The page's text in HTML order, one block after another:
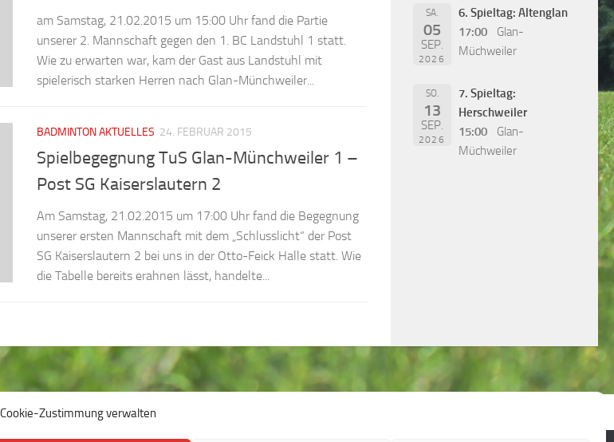
Cookie-Zustimmung verwalten
am Samstag, 21.02.2015 um 15:00 Uhr fand die Partie
unserer 2. Mannschaft gegen den 1. BC Landstuhl 1 statt.
Wie zu erwarten war, kam der Gast aus Landstuhl mit
spielerisch starken Herren nach Glan-Münchweiler...
BADMINTON AKTUELLES 24. FEBRUAR 2015
Spielbegegnung TuS Glan-Münchweiler 1 –
Post SG Kaiserslautern 2
Am Samstag, 21.02.2015 um 17:00 Uhr fand die Begegnung
unserer ersten Mannschaft mit dem „Schlusslicht“ der Post
SG Kaiserslautern 2 bei uns in der Otto-Feick Halle statt. Wie
die Tabelle bereits erahnen lässt, handelte...
SA.
05
SEP.
2026
6. Spieltag: Altenglan
17:00
Glan-
Müchweiler
SO.
13
SEP.
2026
7. Spieltag:
Herschweiler
15:00
Glan-
Müchweiler
Datenschutzerklärung